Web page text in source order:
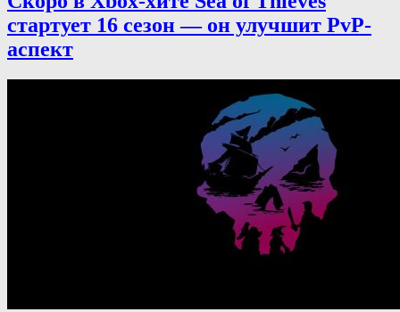
стартует 16 сезон — он улучшит PvP-
аспект